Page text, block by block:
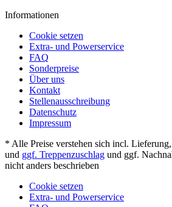
Informationen
Cookie setzen
Extra- und Powerservice
FAQ
Sonderpreise
Über uns
Kontakt
Stellenausschreibung
Datenschutz
Impressum
* Alle Preise verstehen sich incl.
und ggf. Treppenzuschlag und ggf.
nicht anders beschrieben
Cookie setzen
Extra- und Powerservice